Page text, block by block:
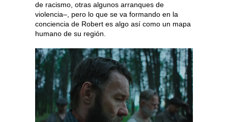
de racismo, otras algunos arranques de
violencia–, pero lo que se va formando en la
conciencia de Robert es algo así como un mapa
humano de su región.